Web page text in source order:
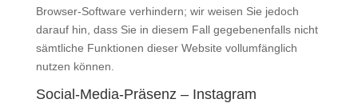
Browser-Software verhindern; wir weisen Sie jedoch
darauf hin, dass Sie in diesem Fall gegebenenfalls nicht
sämtliche Funktionen dieser Website vollumfänglich
nutzen können.
Social-Media-Präsenz – Instagram